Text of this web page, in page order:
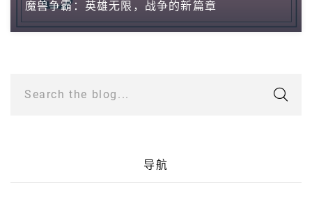
魔兽争霸：英雄无限，战争的新篇章
Search the blog...
导航